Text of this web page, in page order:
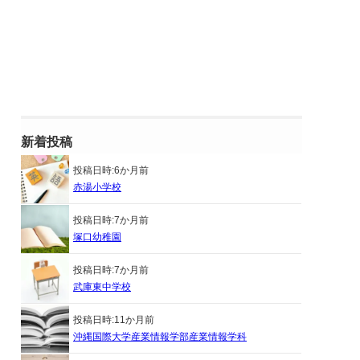
新着投稿
投稿日時:6か月前
赤湯小学校
投稿日時:7か月前
塚口幼稚園
投稿日時:7か月前
武庫東中学校
投稿日時:11か月前
沖縄国際大学産業情報学部産業情報学科